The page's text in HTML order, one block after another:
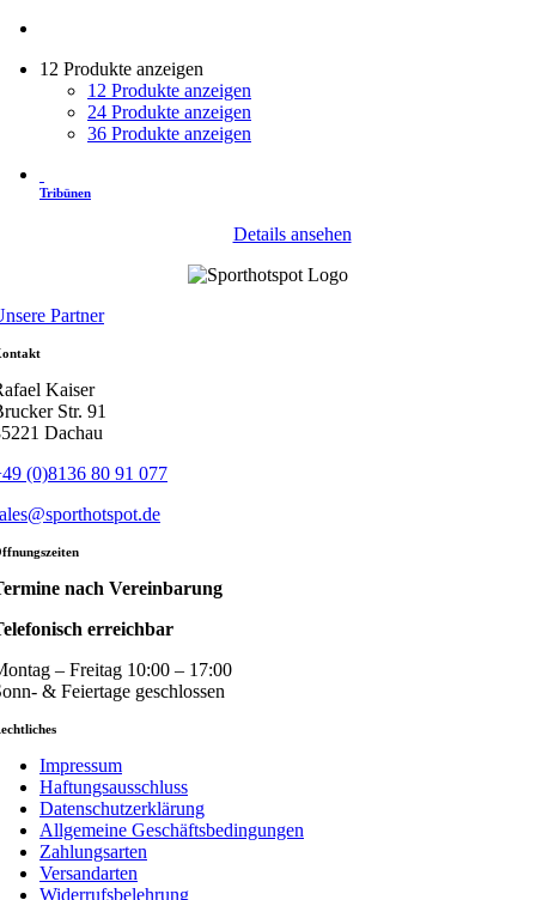
12 Produkte anzeigen
12 Produkte anzeigen
24 Produkte anzeigen
36 Produkte anzeigen
Tribünen
Details ansehen
Partner
Kaiser
Str. 91
Dachau
(0)8136 80 91 077
nach Vereinbarung
erreichbar
– Freitag 10:00 – 17:00
& Feiertage geschlossen
Impressum
Haftungsausschluss
Datenschutzerklärung
Allgemeine Geschäftsbedingungen
Zahlungsarten
Versandarten
Widerrufsbelehrung